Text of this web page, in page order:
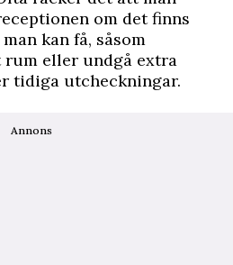
om det finns
kan få, såsom
eller undgå extra
tidiga utcheckningar.
Annons